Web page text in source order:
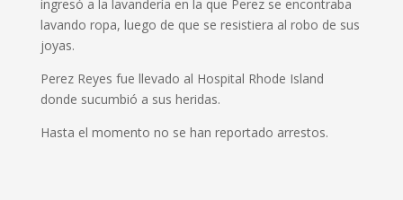
ingresó a la lavandería en la que Perez se encontraba
lavando ropa, luego de que se resistiera al robo de sus
joyas.
Perez Reyes fue llevado al Hospital Rhode Island
donde sucumbió a sus heridas.
Hasta el momento no se han reportado arrestos.